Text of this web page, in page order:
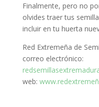
Finalmente, pero no
olvides traer tus
incluir en tu huerta
Red Extremeña de
correo electrónico:
web: